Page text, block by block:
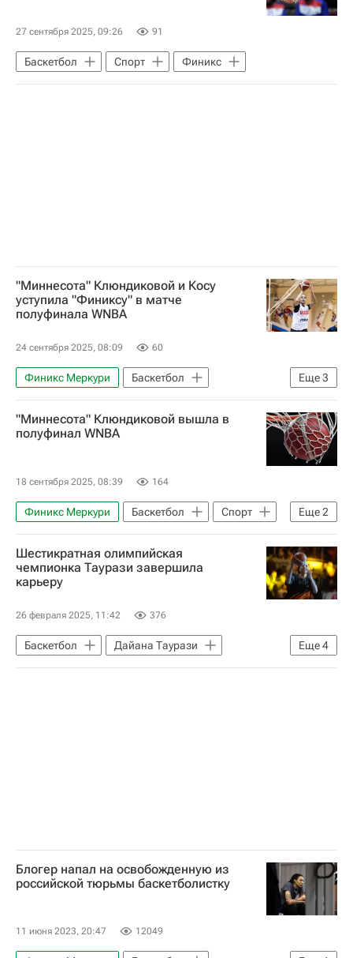
27 сентября 2025, 09:26 91
Баскетбол Спорт Финикс
"Миннесота" Клюндиковой и Косу
уступила "Финиксу" в матче
полуфинала WNBA
24 сентября 2025, 08:09 60
Еще3
Финикс Меркури
Баскетбол
Миннеаполис
Миннесота Линкс
Спорт
"Миннесота" Клюндиковой вышла в
полуфинал WNBA
18 сентября 2025, 08:39 164
Еще2
Финикс Меркури Баскетбол
Спорт
Миннесота Линкс
Мария Вадеева
Шестикратная олимпийская
чемпионка Таурази завершила
карьеру
26 февраля 2025, 11:42 376
Еще4
Баскетбол
Дайана Таурази
Спарта энд К
Евролига
УГМК
Блогер напал на освобожденную из
российской тюрьмы баскетболистку
11 июня 2023, 20:47 12049